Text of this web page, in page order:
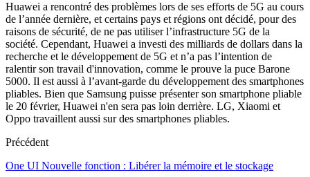
Huawei a rencontré des problèmes lors de ses efforts de 5G au cours
de l’année dernière, et certains pays et régions ont décidé, pour des
raisons de sécurité, de ne pas utiliser l’infrastructure 5G de la
société. Cependant, Huawei a investi des milliards de dollars dans la
recherche et le développement de 5G et n’a pas l’intention de
ralentir son travail d'innovation, comme le prouve la puce Barone
5000. Il est aussi à l’avant-garde du développement des smartphones
pliables. Bien que Samsung puisse présenter son smartphone pliable
le 20 février, Huawei n'en sera pas loin derrière. LG, Xiaomi et
Oppo travaillent aussi sur des smartphones pliables.
Précédent
One UI Nouvelle fonction : Libérer la mémoire et le stockage